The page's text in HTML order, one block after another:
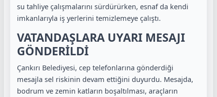
su tahliye çalışmalarını sürdürürken, esnaf da kendi
imkanlarıyla iş yerlerini temizlemeye çalıştı.
VATANDAŞLARA UYARI MESAJI
GÖNDERİLDİ
Çankırı Belediyesi, cep telefonlarına gönderdiği
mesajla sel riskinin devam ettiğini duyurdu. Mesajda,
bodrum ve zemin katların boşaltılması, araçların